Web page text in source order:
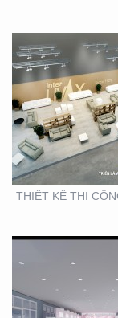
THIẾT KẾ THI
THIẾT KẾ
TRỌN GÓI
PHẨM HÀN
THIẾT KẾ